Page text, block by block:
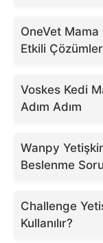
OneVet Mama
Etkili Çözümler
Voskes Kedi
Adım Adım
Wanpy
Beslenme
Challenge
Kullanılır?